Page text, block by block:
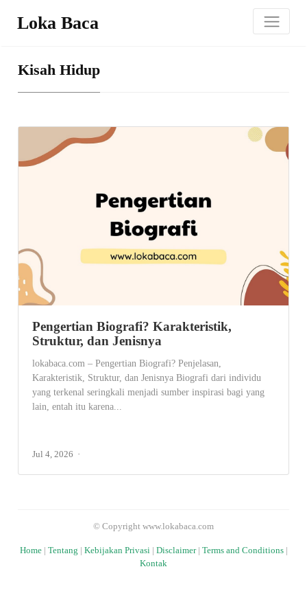
Loka Baca
Kisah Hidup
Pengertian Biografi? Karakteristik,
Struktur, dan Jenisnya
lokabaca.com – Pengertian Biografi? Penjelasan,
Karakteristik, Struktur, dan Jenisnya Biografi dari individu
yang terkenal seringkali menjadi sumber inspirasi bagi yang
lain, entah itu karena...
Jul 4, 2026
© Copyright www.lokabaca.com
Home| Tentang Kebijakan Privasi| Disclaimer| Terms and Conditions|
Kontak